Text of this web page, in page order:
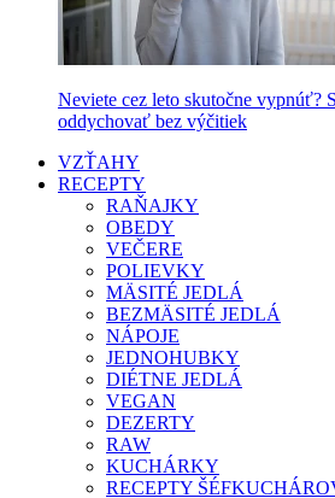
Neviete cez leto skutočne vypnúť?
oddychovať bez výčitiek
VZŤAHY
RECEPTY
RAŇAJKY
OBEDY
VEČERE
POLIEVKY
MÄSITÉ JEDLÁ
BEZMÄSITÉ JEDLÁ
NÁPOJE
JEDNOHUBKY
DIÉTNE JEDLÁ
VEGAN
DEZERTY
RAW
KUCHÁRKY
RECEPTY